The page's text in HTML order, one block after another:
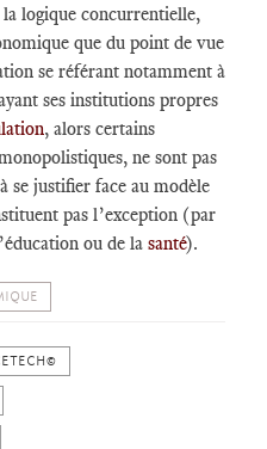
logique concurrentielle,
que du point de vue
se référant notamment à
ses institutions propres
, alors certains
ne sont pas
se justifier face au modèle
pas l’exception (par
ou de la santé).